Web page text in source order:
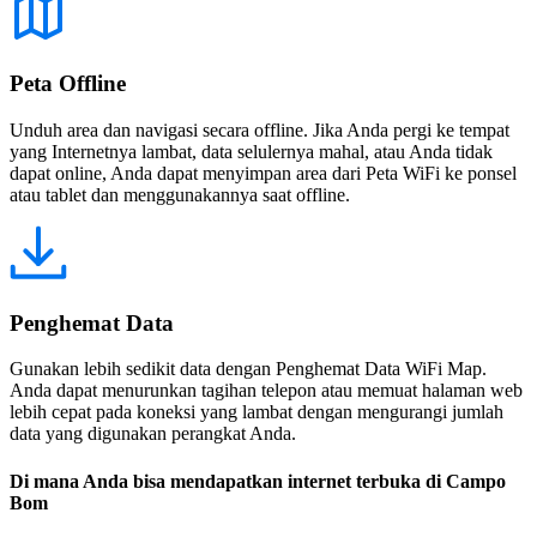
Peta Offline
Unduh area dan navigasi secara offline. Jika Anda pergi ke tempat
yang Internetnya lambat, data selulernya mahal, atau Anda tidak
dapat online, Anda dapat menyimpan area dari Peta WiFi ke ponsel
atau tablet dan menggunakannya saat offline.
Penghemat Data
Gunakan lebih sedikit data dengan Penghemat Data WiFi Map.
Anda dapat menurunkan tagihan telepon atau memuat halaman web
lebih cepat pada koneksi yang lambat dengan mengurangi jumlah
data yang digunakan perangkat Anda.
Di mana Anda bisa mendapatkan internet terbuka di Campo
Bom